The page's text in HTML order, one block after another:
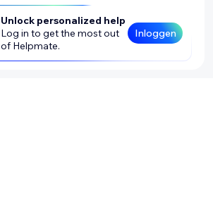
Unlock personalized help
Log in to get the most out
of Helpmate.
Inloggen